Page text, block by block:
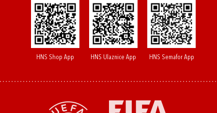
HNS Shop App HNS Ulaznice App HNS Semafor App